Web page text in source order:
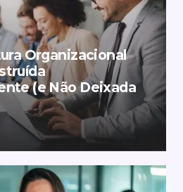
Organizacional
(e Não Deixada